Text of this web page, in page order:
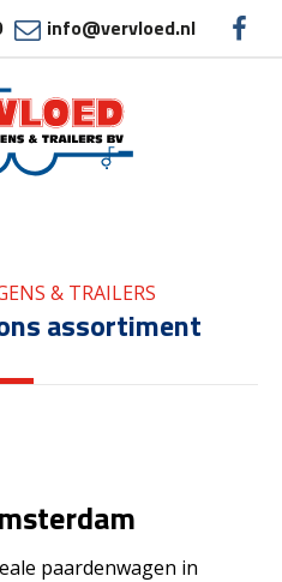
info@vervloed.nl
AMSTERDAM
& TRAILERS
assortiment
paardenwagen in